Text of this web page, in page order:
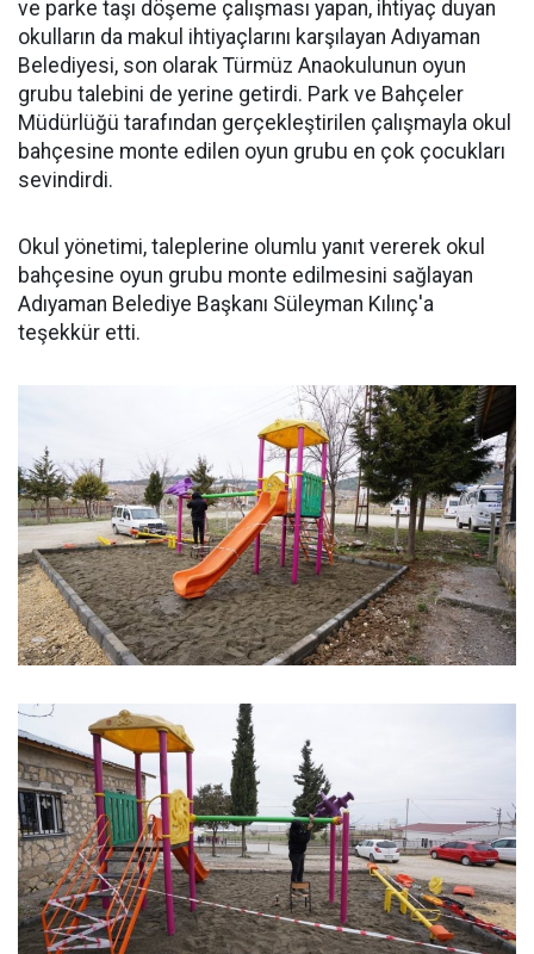
ve parke taşı döşeme çalışması yapan, ihtiyaç duyan
okulların da makul ihtiyaçlarını karşılayan Adıyaman
Belediyesi, son olarak Türmüz Anaokulunun oyun
grubu talebini de yerine getirdi. Park ve Bahçeler
Müdürlüğü tarafından gerçekleştirilen çalışmayla okul
bahçesine monte edilen oyun grubu en çok çocukları
sevindirdi.
Okul yönetimi, taleplerine olumlu yanıt vererek okul
bahçesine oyun grubu monte edilmesini sağlayan
Adıyaman Belediye Başkanı Süleyman Kılınç'a
teşekkür etti.